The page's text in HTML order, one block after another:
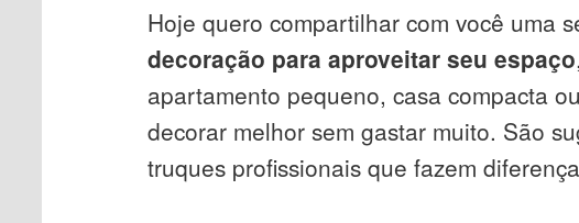
Hoje quero compartilhar com você uma
decoração para aproveitar seu espaço
apartamento pequeno, casa compacta
decorar melhor sem gastar muito. São
truques profissionais que fazem